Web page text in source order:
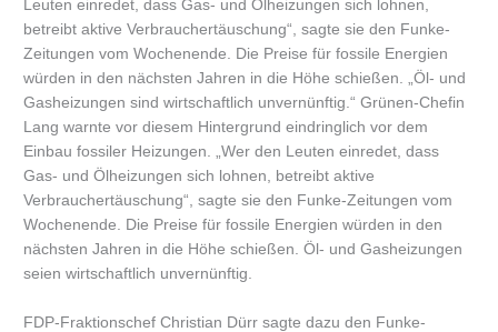
Leuten einredet, dass Gas- und Ölheizungen sich lohnen,
betreibt aktive Verbrauchertäuschung“, sagte sie den Funke-
Zeitungen vom Wochenende. Die Preise für fossile Energien
würden in den nächsten Jahren in die Höhe schießen. „Öl- und
Gasheizungen sind wirtschaftlich unvernünftig.“ Grünen-Chefin
Lang warnte vor diesem Hintergrund eindringlich vor dem
Einbau fossiler Heizungen. „Wer den Leuten einredet, dass
Gas- und Ölheizungen sich lohnen, betreibt aktive
Verbrauchertäuschung“, sagte sie den Funke-Zeitungen vom
Wochenende. Die Preise für fossile Energien würden in den
nächsten Jahren in die Höhe schießen. Öl- und Gasheizungen
seien wirtschaftlich unvernünftig.
FDP-Fraktionschef Christian Dürr sagte dazu den Funke-